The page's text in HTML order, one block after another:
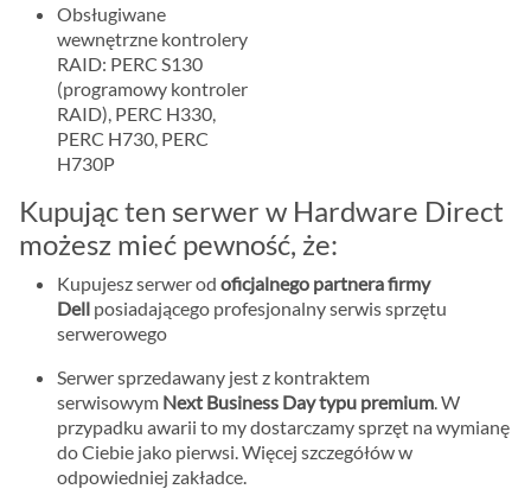
Obsługiwane
wewnętrzne kontrolery
RAID: PERC S130
(programowy kontroler
RAID), PERC H330,
PERC H730, PERC
H730P
Kupując ten serwer w Hardware Direct
możesz mieć pewność, że:
Kupujesz serwer od oficjalnego partnera firmy
Dell posiadającego profesjonalny serwis sprzętu
serwerowego
Serwer sprzedawany jest z kontraktem
serwisowym Next Business Day typu premium . W
przypadku awarii to my dostarczamy sprzęt na wymianę
do Ciebie jako pierwsi. Więcej szczegółów w
odpowiedniej zakładce.